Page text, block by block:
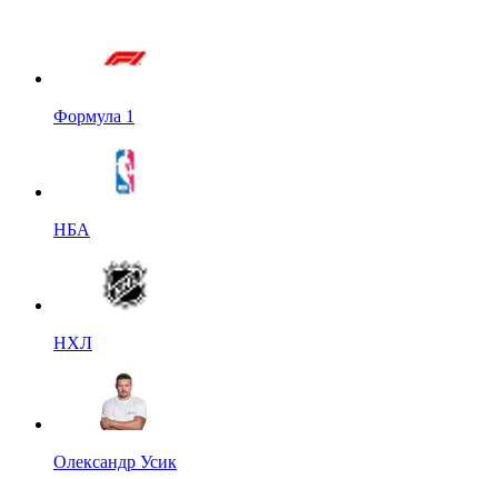
Формула 1
НБА
НХЛ
Олександр Усик